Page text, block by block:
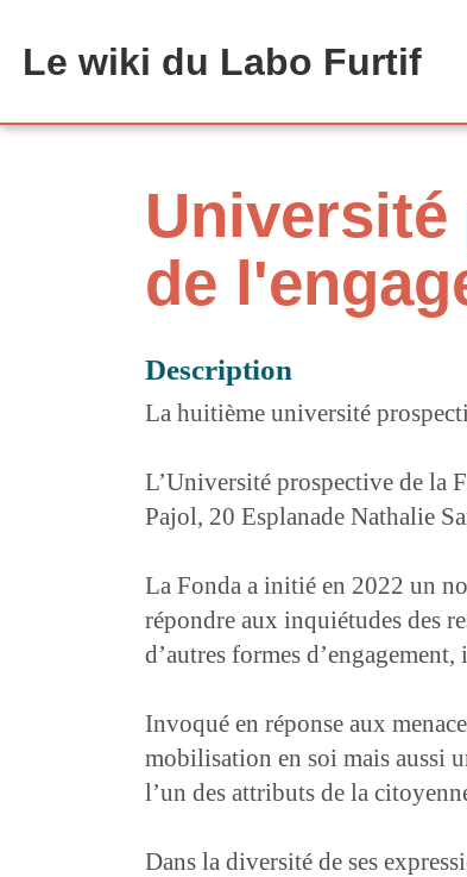
Le wiki du Labo Furtif
de
Description
La huitième université
L’Université prospective de la
Pajol, 20 Esplanade Nathalie
La Fonda a initié en 2022 un
répondre aux inquiétudes des
d’autres formes
Invoqué en réponse aux
mobilisation en soi mais aussi
l’un des attributs de la
Dans la diversité de ses